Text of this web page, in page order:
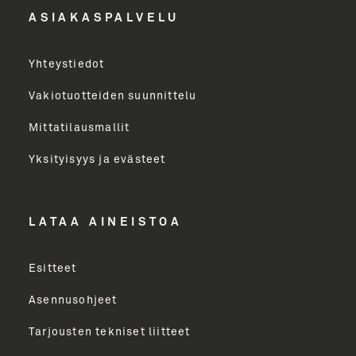
Yritys
LÄHETÄ
ASIAKASPALVELU
Yhteystiedot
Vakiotuotteiden suunnittelu
Mittatilausmallit
Yksityisyys ja evästeet
LATAA AINEISTOA
Esitteet
Asennusohjeet
Tarjousten tekniset liitteet